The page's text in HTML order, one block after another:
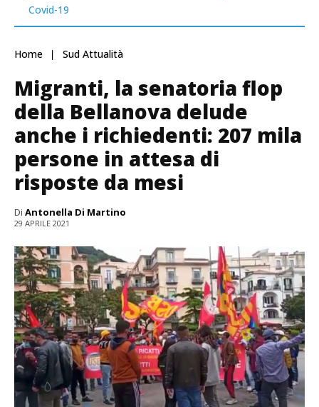
Covid-19
Home Sud Attualità
Migranti, la senatoria flop
della Bellanova delude
anche i richiedenti: 207 mila
persone in attesa di
risposte da mesi
Di Antonella Di Martino
29 APRILE 2021